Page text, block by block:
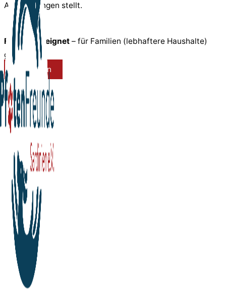
Anforderungen stellt.
Familiengeeignet – für Familien (lebhaftere Haushalte)
geeignet.
Schließen